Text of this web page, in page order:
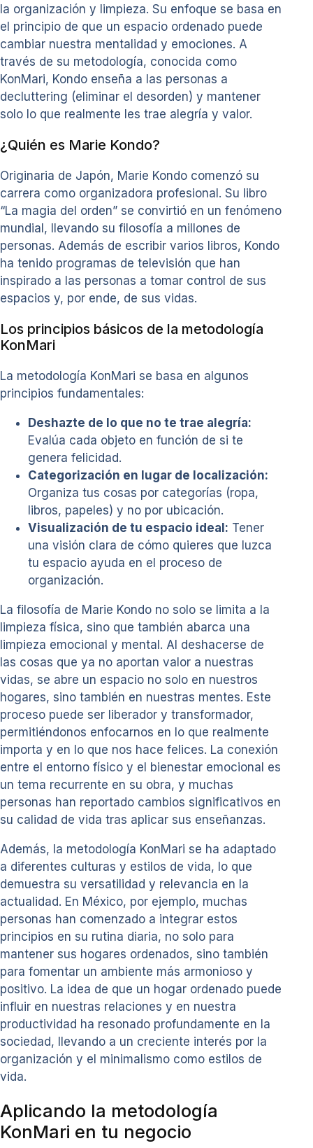
la organización y limpieza. Su enfoque se basa en
el principio de que un espacio ordenado puede
cambiar nuestra mentalidad y emociones. A
través de su metodología, conocida como
KonMari, Kondo enseña a las personas a
decluttering (eliminar el desorden) y mantener
solo lo que realmente les trae alegría y valor.
¿Quién es Marie Kondo?
Originaria de Japón, Marie Kondo comenzó su
carrera como organizadora profesional. Su libro
“La magia del orden” se convirtió en un fenómeno
mundial, llevando su filosofía a millones de
personas. Además de escribir varios libros, Kondo
ha tenido programas de televisión que han
inspirado a las personas a tomar control de sus
espacios y, por ende, de sus vidas.
Los principios básicos de la metodología
KonMari
La metodología KonMari se basa en algunos
principios fundamentales:
Deshazte de lo que no te trae alegría:
Evalúa cada objeto en función de si te
genera felicidad.
Categorización en lugar de localización:
Organiza tus cosas por categorías (ropa,
libros, papeles) y no por ubicación.
Visualización de tu espacio ideal: Tener
una visión clara de cómo quieres que luzca
tu espacio ayuda en el proceso de
organización.
La filosofía de Marie Kondo no solo se limita a la
limpieza física, sino que también abarca una
limpieza emocional y mental. Al deshacerse de
las cosas que ya no aportan valor a nuestras
vidas, se abre un espacio no solo en nuestros
hogares, sino también en nuestras mentes. Este
proceso puede ser liberador y transformador,
permitiéndonos enfocarnos en lo que realmente
importa y en lo que nos hace felices. La conexión
entre el entorno físico y el bienestar emocional es
un tema recurrente en su obra, y muchas
personas han reportado cambios significativos en
su calidad de vida tras aplicar sus enseñanzas.
Además, la metodología KonMari se ha adaptado
a diferentes culturas y estilos de vida, lo que
demuestra su versatilidad y relevancia en la
actualidad. En México, por ejemplo, muchas
personas han comenzado a integrar estos
principios en su rutina diaria, no solo para
mantener sus hogares ordenados, sino también
para fomentar un ambiente más armonioso y
positivo. La idea de que un hogar ordenado puede
influir en nuestras relaciones y en nuestra
productividad ha resonado profundamente en la
sociedad, llevando a un creciente interés por la
organización y el minimalismo como estilos de
vida.
Aplicando la metodología
KonMari en tu negocio